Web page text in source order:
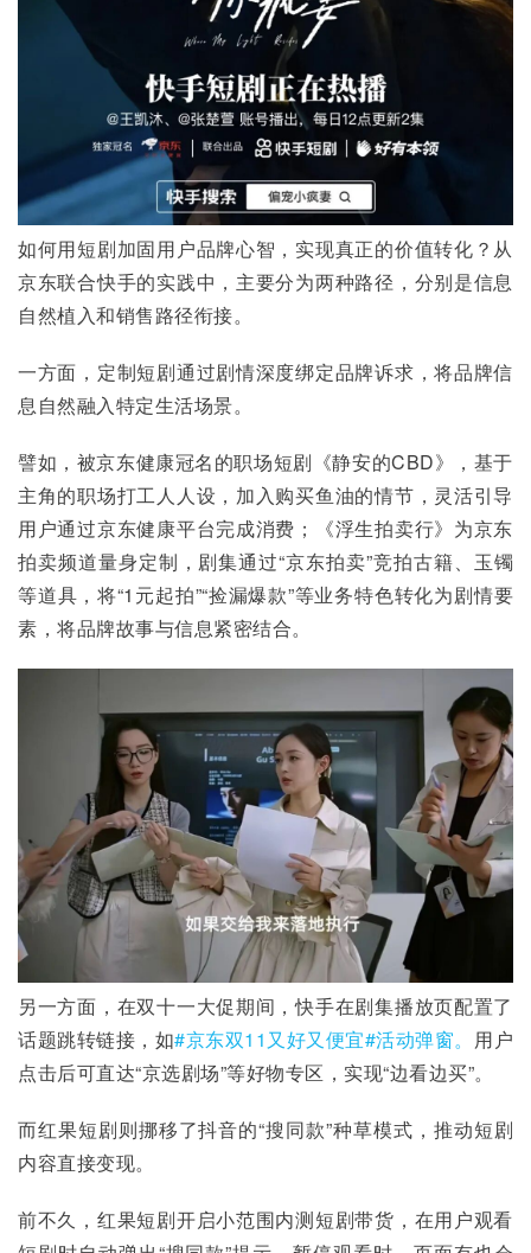
如何用短剧加固用户品牌心智，实现真正的价值转化？从
京东联合快手的实践中，主要分为两种路径，分别是信息
自然植入和销售路径衔接。
一方面，定制短剧通过剧情深度绑定品牌诉求，将品牌信
息自然融入特定生活场景。
譬如，被京东健康冠名的职场短剧《静安的CBD》，基于
主角的职场打工人人设，加入购买鱼油的情节，灵活引导
用户通过京东健康平台完成消费；《浮生拍卖行》为京东
拍卖频道量身定制，剧集通过“京东拍卖”竞拍古籍、玉镯
等道具，将“1元起拍”“捡漏爆款”等业务特色转化为剧情要
素，将品牌故事与信息紧密结合。
另一方面，在双十一大促期间，快手在剧集播放页配置了
话题跳转链接，如#京东双11又好又便宜#活动弹窗。 用户
点击后可直达“京选剧场”等好物专区，实现“边看边买”。
而红果短剧则挪移了抖音的“搜同款”种草模式，推动短剧
内容直接变现。
前不久，红果短剧开启小范围内测短剧带货，在用户观看